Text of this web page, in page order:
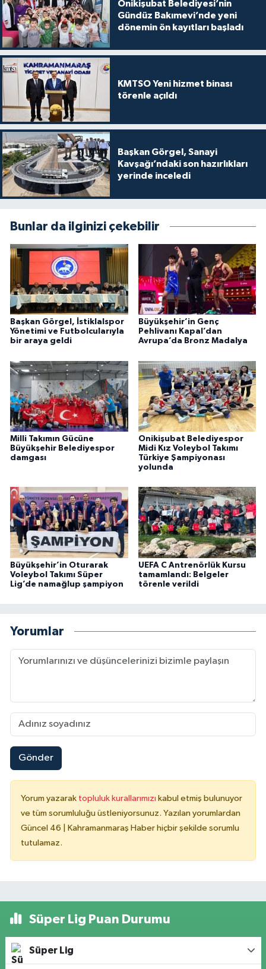
Onikişubat Belediyesi’nin
Gündüz Bakımevi’nde yeni
dönemin ön kayıtları başladı
KMTSO Yeni hizmet binası
törenle açıldı
Başkan Görgel, Sanayi
Kavşağı’ndaki son hazırlıkları
yerinde inceledi
Bunlar da ilginizi çekebilir
Başkan Görgel, İstiklalspor
Yönetimi ve Futbolcularıyla
bir araya geldi
Büyükşehir’in Genç
Pehlivanı Kapal’dan
Avrupa’da Bronz Madalya
Milli Takımın Gücüne
Büyükşehir Belediyespor
damgası
Onikişubat Belediyespor
Midi Kız Voleybol Takımı
Türkiye Şampiyonası
yolunda
Büyükşehir’in Oturarak
Voleybol Takımı Süper
Lig’de namağlup şampiyon
UEFA C Antrenörlük Kursu
tamamlandı: Belgeler
törenle verildi
Yorumlar
Gönder
Yorum yazarak topluluk kurallarımızı kabul etmiş bulunuyor
ve tüm sorumluluğu üstleniyorsunuz. Yazılan yorumlardan
Güncel 46 | Kahramanmaraş Haber hiçbir şekilde sorumlu
tutulamaz.
Süper Lig Puan Durumu
Süper Lig